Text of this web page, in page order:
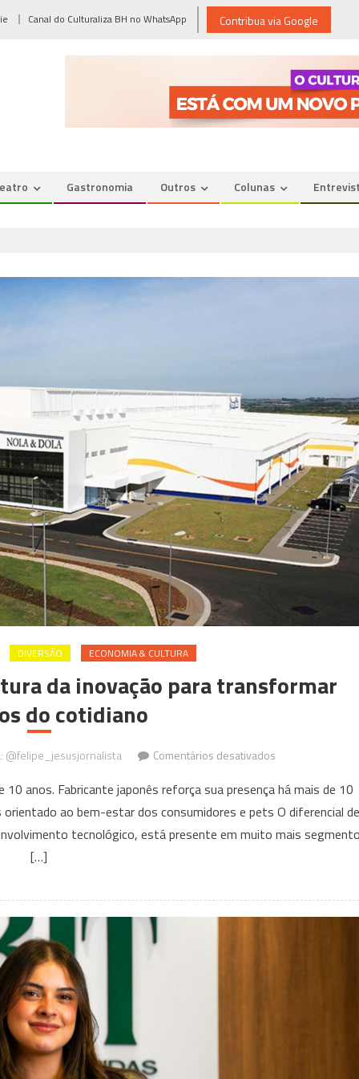
Canal do Culturaliza BH no WhatsApp Contribua via Google
Gastronomia Outros Colunas
DIVERSÃO ECONOMIA & CULTURA
da inovação para transformar
do cotidiano
@felipe_jesusjornalista Comentários desativados
Unicharm
aplica
cultura
transformar
anos. Fabricante japonês reforça sua presença há mais de 10
ao bem-estar dos consumidores e pets O diferencial de
tecnológico, está presente em muito mais
[…]